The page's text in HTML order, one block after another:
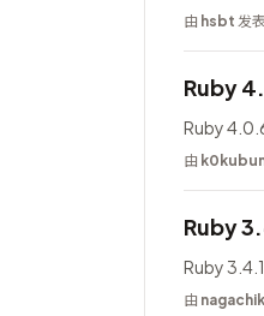
由 hsbt 发
Ruby
Ruby
由
Ruby
Ruby
由